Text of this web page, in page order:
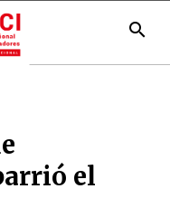
search
el